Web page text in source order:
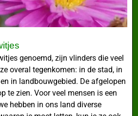
genoemd, zijn vlinders die veel
overal tegenkomen: in de stad, in
in landbouwgebied. De afgelopen
te zien. Voor veel mensen is een
hebben in ons land diverse